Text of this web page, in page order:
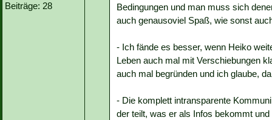
Beiträge: 28
Bedingungen und man muss sich
auch genausoviel Spaß, wie sonst
- Ich fände es besser, wenn Heiko
Leben auch mal mit Verschiebungen
auch mal begründen und ich glaube,
- Die komplett intransparente
der teilt, was er als Infos bekommt